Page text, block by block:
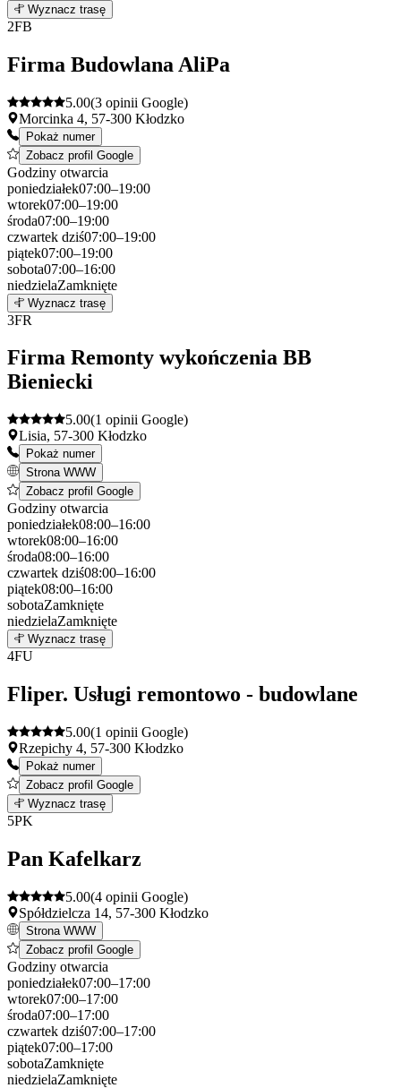
+
Wyznacz trasę
2FB
Firma Budowlana AliPa
5.00(3 opinii Google)
Morcinka 4, 57-300 Kłodzko
Pokaż numer
Zobacz profil Google
Godziny otwarcia
poniedziałek07:00–19:00
wtorek07:00–19:00
środa07:00–19:00
czwartek dziś07:00–19:00
piątek07:00–19:00
sobota07:00–16:00
niedzielaZamknięte
+
Wyznacz trasę
3FR
Firma Remonty wykończenia BB
Bieniecki
5.00(1 opinii Google)
Lisia, 57-300 Kłodzko
Pokaż numer
Strona WWW
Zobacz profil Google
Godziny otwarcia
poniedziałek08:00–16:00
wtorek08:00–16:00
środa08:00–16:00
czwartek dziś08:00–16:00
piątek08:00–16:00
sobotaZamknięte
niedzielaZamknięte
+
−
Wyznacz trasę
4FU
Fliper. Usługi remontowo - budowlane
5.00(1 opinii Google)
Rzepichy 4, 57-300 Kłodzko
Pokaż numer
Zobacz profil Google
+
Wyznacz trasę
5PK
Pan Kafelkarz
5.00(4 opinii Google)
Spółdzielcza 14, 57-300 Kłodzko
Strona WWW
Zobacz profil Google
Godziny otwarcia
poniedziałek07:00–17:00
wtorek07:00–17:00
środa07:00–17:00
czwartek dziś07:00–17:00
piątek07:00–17:00
sobotaZamknięte
niedzielaZamknięte